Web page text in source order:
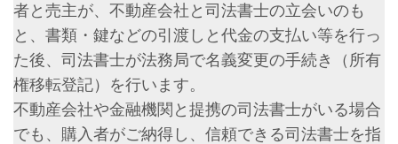
者と売主が、不動産会社と司法書士の立会いのも
と、書類・鍵などの引渡しと代金の支払い等を行っ
た後、司法書士が法務局で名義変更の手続き（所有
権移転登記）を行います。
不動産会社や金融機関と提携の司法書士がいる場合
でも、購入者がご納得し、信頼できる司法書士を指